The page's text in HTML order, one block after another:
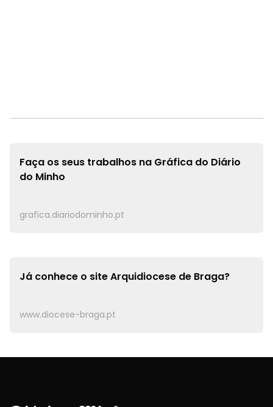
Faça os seus trabalhos na Gráfica do Diário
do Minho
grafica.diariodominho.pt
Já conhece o siteArquidiocese de Braga?
www.diocese-braga.pt